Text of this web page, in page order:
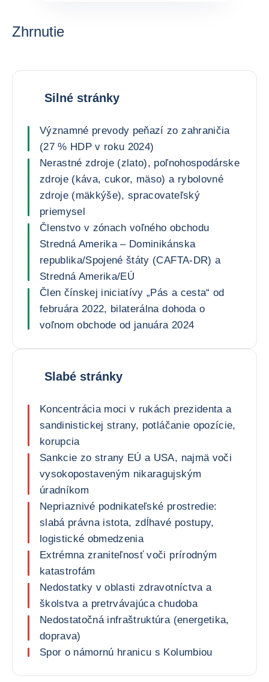
Zhrnutie
Silné stránky
Významné prevody peňazí zo zahraničia
(27 % HDP v roku 2024)
Nerastné zdroje (zlato), poľnohospodárske
zdroje (káva, cukor, mäso) a rybolovné
zdroje (mäkkýše), spracovateľský
priemysel
Členstvo v zónach voľného obchodu
Stredná Amerika – Dominikánska
republika/Spojené štáty (CAFTA-DR) a
Stredná Amerika/EÚ
Člen čínskej iniciatívy „Pás a cesta“ od
februára 2022, bilaterálna dohoda o
voľnom obchode od januára 2024
Slabé stránky
Koncentrácia moci v rukách prezidenta a
sandinistickej strany, potláčanie opozície,
korupcia
Sankcie zo strany EÚ a USA, najmä voči
vysokopostaveným nikaragujským
úradníkom
Nepriaznivé podnikateľské prostredie:
slabá právna istota, zdĺhavé postupy,
logistické obmedzenia
Extrémna zraniteľnosť voči prírodným
katastrofám
Nedostatky v oblasti zdravotníctva a
školstva a pretrvávajúca chudoba
Nedostatočná infraštruktúra (energetika,
doprava)
Spor o námornú hranicu s Kolumbiou